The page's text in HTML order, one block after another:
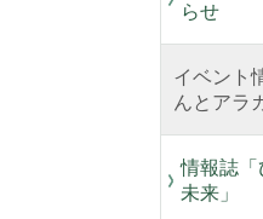
らせ
イベント
んとアラ
情報誌「
未来」